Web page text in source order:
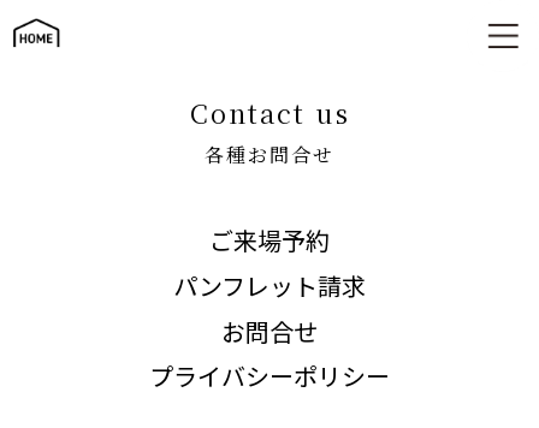
各種お問合せ
contact us
各種お問合せ
ご来場予約
パンフレット請求
お問合せ
プライバシーポリシー